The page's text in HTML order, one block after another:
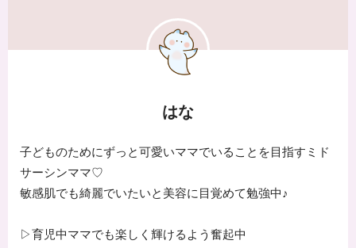
はな
子どものためにずっと可愛いママでいることを目指すミド
サーシンママ♡
敏感肌でも綺麗でいたいと美容に目覚めて勉強中♪
▷育児中ママでも楽しく輝けるよう奮起中